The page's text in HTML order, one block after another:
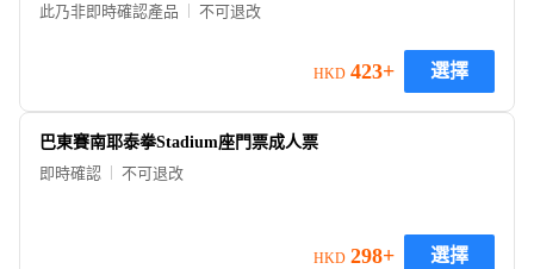
此乃非即時確認產品
不可退改
HKD 423+ 選擇
巴東賽南耶泰拳Stadium座門票成人票
即時確認
不可退改
HKD 298+ 選擇